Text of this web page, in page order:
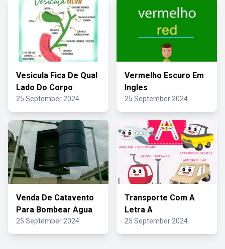
Vesicula Fica De Qual
Lado Do Corpo
25 September 2024
Vermelho Escuro Em
Ingles
25 September 2024
Venda De Catavento
Para Bombear Agua
25 September 2024
Transporte Com A
Letra A
25 September 2024